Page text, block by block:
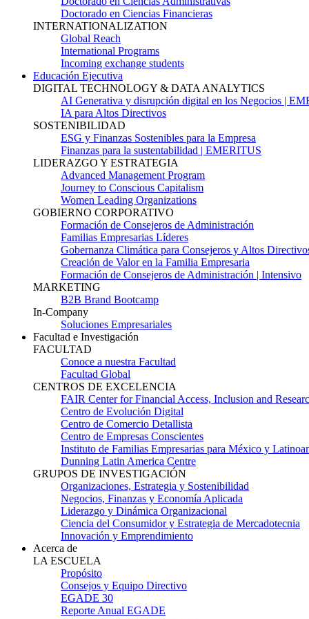
Doctorado en Ciencias Financieras
INTERNATIONALIZATION
Global Reach
International Programs
Incoming exchange students
Educación Ejecutiva
DIGITAL TECHNOLOGY & DATA ANALYTICS
AI Generativa y disrupción digital en los Negocios |
IA para Altos Directivos
SOSTENIBILIDAD
ESG y Finanzas Sostenibles para la Empresa
Finanzas para la sustentabilidad | EMERITUS
LIDERAZGO Y ESTRATEGIA
Advanced Management Program
Journey to Conscious Capitalism
Women Leading Organizations
GOBIERNO CORPORATIVO
Formación de Consejeros de Administración
Familias Empresarias Líderes
Gobernanza Climática para Consejeros y Altos
Creación de Valor en la Familia Empresaria
Formación de Consejeros de Administración | Intensivo
MARKETING
B2B Brand Bootcamp
In-Company
Soluciones Empresariales
Facultad e Investigación
FACULTAD
Conoce a nuestra Facultad
Facultad Global
CENTROS DE EXCELENCIA
FAIR Center for Financial Access, Inclusion and
Centro de Evolución Digital
Centro de Comercio Detallista
Centro de Empresas Conscientes
Instituto de Familias Empresarias para México y
Dunning Latin America Centre
GRUPOS DE INVESTIGACIÓN
Organizaciones, Estrategia y Sostenibilidad
Negocios, Finanzas y Economía Aplicada
Liderazgo y Dinámica Organizacional
Ciencia del Consumidor y Estrategia de Mercadotecnia
Innovación y Emprendimiento
Acerca de
LA ESCUELA
Propósito
Consejos y Equipo Directivo
EGADE 30
Reporte Anual EGADE